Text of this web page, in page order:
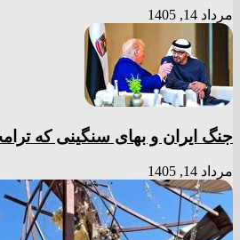
مرداد 14, 1405
جنگ ایران و بهای سنگینی که
مرداد 14, 1405